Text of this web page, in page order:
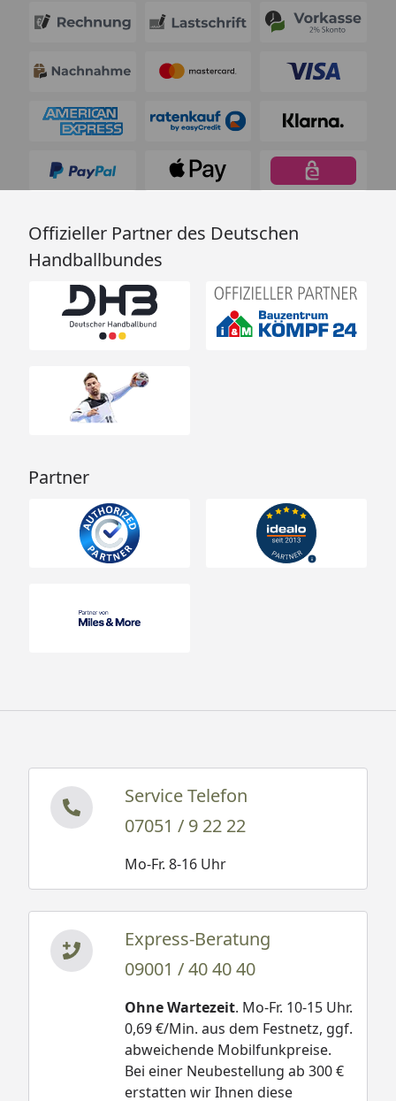
Offizieller Partner des Deutschen
Handballbundes
Partner
Service Telefon
07051 / 9 22 22
Mo-Fr. 8-16 Uhr
Express-Beratung
09001 / 40 40 40
Ohne Wartezeit. Mo-Fr. 10-15 Uhr.
0,69 €/Min. aus dem Festnetz, ggf.
abweichende Mobilfunkpreise.
Bei einer Neubestellung ab 300 €
erstatten wir Ihnen diese